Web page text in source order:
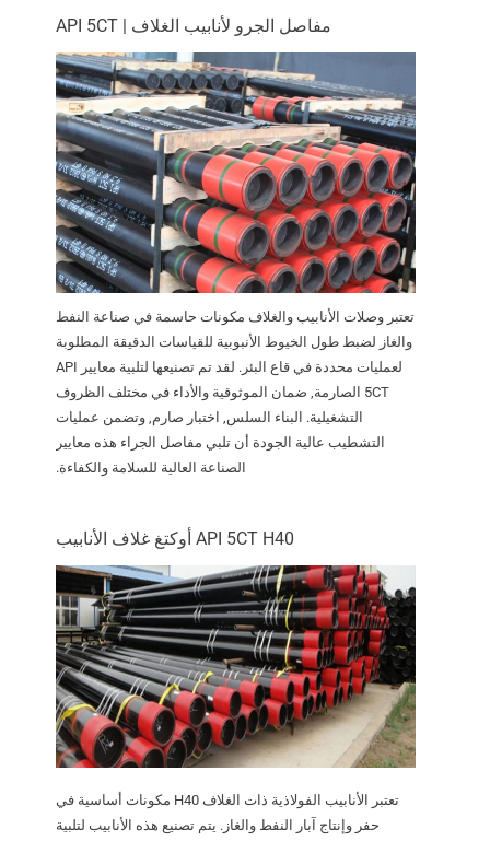
مفاصل الجرو لأنابيب الغلاف | API 5CT
تعتبر وصلات الأنابيب والغلاف مكونات حاسمة في صناعة النفط
والغاز لضبط طول الخيوط الأنبوبية للقياسات الدقيقة المطلوبة
لعمليات محددة في قاع البئر. لقد تم تصنيعها لتلبية معايير API
5CT الصارمة, ضمان الموثوقية والأداء في مختلف الظروف
التشغيلية. البناء السلس, اختبار صارم, وتضمن عمليات
التشطيب عالية الجودة أن تلبي مفاصل الجراء هذه معايير
الصناعة العالية للسلامة والكفاءة.
API 5CT H40 أوكتغ غلاف الأنابيب
تعتبر الأنابيب الفولاذية ذات الغلاف H40 مكونات أساسية في
حفر وإنتاج آبار النفط والغاز. يتم تصنيع هذه الأنابيب لتلبية